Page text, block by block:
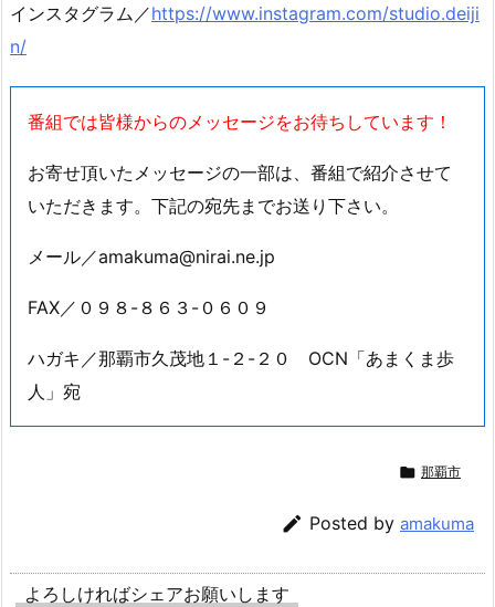
インスタグラム／https://www.instagram.com/studio.deiji
n/
番組では皆様からのメッセージをお待ちしています！
お寄せ頂いたメッセージの一部は、番組で紹介させて
いただきます。下記の宛先までお送り下さい。
メール／amakuma@nirai.ne.jp
FAX／０９８-８６３-０６０９
ハガキ／那覇市久茂地１-２-２０ OCN「あまくま歩
人」宛
 那覇市
 Posted by amakuma
よろしければシェアお願いします